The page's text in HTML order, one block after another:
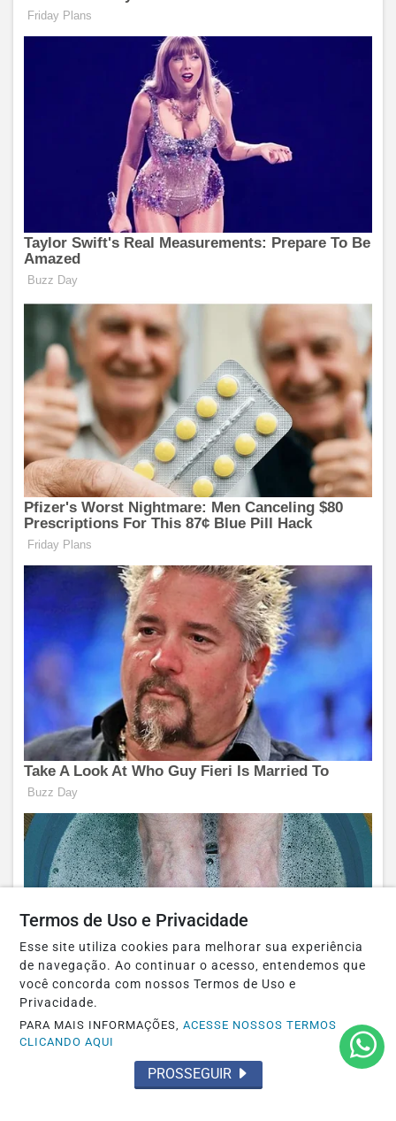
Termos de Uso e Privacidade
Esse site utiliza cookies para melhorar sua experiência
de navegação. Ao continuar o acesso, entendemos que
você concorda com nossos Termos de Uso e
Privacidade.
PARA MAIS INFORMAÇÕES,ACESSE NOSSOS TERMOS
CLICANDO AQUI
PROSSEGUIR